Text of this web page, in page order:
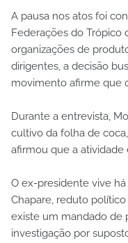
A pausa nos atos foi
Federações do Trópico
organizações de
dirigentes, a decisão
movimento afirme que
Durante a entrevista,
cultivo da folha de
afirmou que a atividade
O ex-presidente vive
Chapare, reduto
existe um mandado de
investigação por